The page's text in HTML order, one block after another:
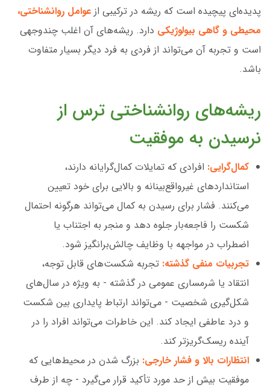
پدیده‌ای پیچیده است که ریشه در ترکیبی از عوامل روانشناختی،
محیطی و گاهی بیولوژیکی دارد. ریشه‌های آن اغلب چندوجهی
است و تجربه آن می‌تواند از فردی به فرد دیگر بسیار متفاوت
باشد.
ریشه‌های روانشناختی ترس از
نرسیدن به موفقیت
کمال‌گرایی: افرادی که تمایلات کمال‌گرایانه دارند،
استانداردهای غیرواقع‌بینانه و بالایی برای خود تعیین
می‌کنند. فشار برای رسیدن به کمال می‌تواند هرگونه احتمال
شکست را فاجعه‌بار جلوه دهد و منجر به اجتناب یا
اضطراب در مواجهه با وظایف چالش‌برانگیز شود.
تجربیات منفی گذشته: تجربه شکست‌های قابل توجه،
انتقاد یا شرمساری عمومی در گذشته - به ویژه در سال‌های
شکل‌گیری شخصیت - می‌تواند ارتباط پایداری بین شکست
و درد عاطفی ایجاد کند. این خاطرات می‌تواند افراد را در
آینده ریسک‌گریزتر کند.
انتظارات بالا و فشار خارجی: بزرگ شدن در محیط‌هایی که
موفقیت بیش از حد مورد تأکید قرار می‌گیرد - چه از طرف